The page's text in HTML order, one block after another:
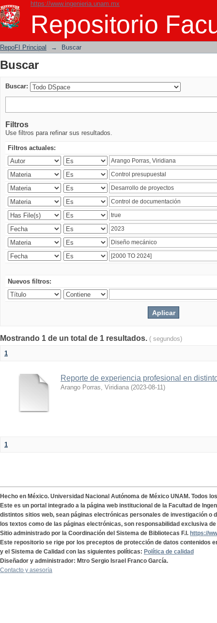
https://www.ingenieria.unam.mx
Repositorio
Buscar
RepoFI Principal → Buscar
Buscar
Buscar:
Filtros
Use filtros para refinar sus resultados.
Filtros actuales:
Nuevos filtros:
Mostrando 1 de un total de 1 resultados. ( segundos)
1
Reporte de experiencia profesional en
Arango Porras, Viridiana (2023-08-11)
1
Hecho en México. Universidad Nacional Autónoma de México UNAM. Todos
Este es un portal integrado a la página web institucional de la Facultad de
distintos sitios web, sean páginas electrónicas personales de investigación o
los textos como de las páginas electrónicas, son responsabilidad exclusiva
Sitio administrado por la Coordinación del Sistema de Bibliotecas F.I. https://
Este repositorio se rige por los preceptos de protección de datos contenidos
y el Sistema de Calidad con las siguientes políticas: Política de calidad
Diseñador y administrador: Mtro Sergio Israel Franco García.
Contacto y asesoría